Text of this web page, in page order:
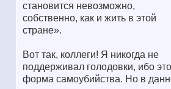
становится невозможно,
собственно, как и жить в этой
стране».
Вот так, коллеги! Я никогда не
поддерживал голодовки, ибо это
форма самоубийства. Но в